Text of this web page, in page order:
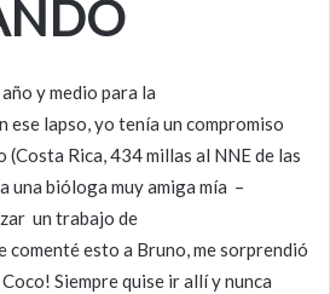
y medio para la
ese lapso, yo tenía un compromiso
(Costa Rica, 434 millas al NNE de las
una bióloga muy amiga mía –
un trabajo de
comenté esto a Bruno, me sorprendió
Siempre quise ir allí y nunca